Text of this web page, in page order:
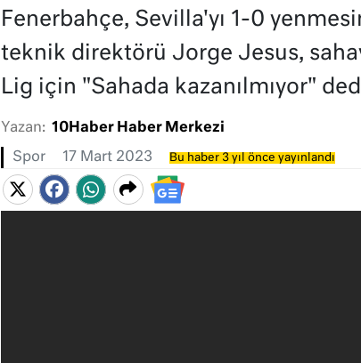
Fenerbahçe, Sevilla'yı 1-0
teknik direktörü Jorge Jesus,
Lig için "Sahada kazanılmıyor"
Yazan: 10Haber Haber Merkezi
Spor 17 Mart 2023 Bu haber 3 yıl önce yayınlandı